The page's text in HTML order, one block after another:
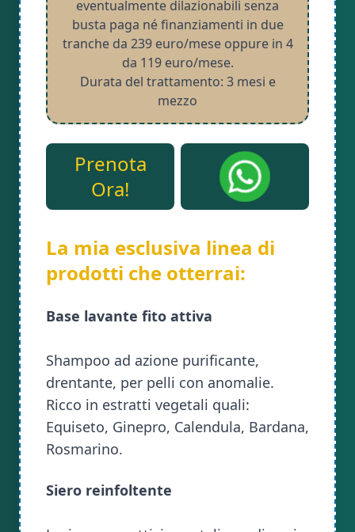
eventualmente dilazionabili senza
busta paga né finanziamenti in due
tranche da 239 euro/mese oppure in 4
da 119 euro/mese.
Durata del trattamento: 3 mesi e
mezzo
Prenota
Ora!
La mia esclusiva linea di
prodotti che otterrai:
Base lavante fito attiva
Shampoo ad azione purificante,
drentante, per pelli con anomalie.
Ricco in estratti vegetali quali:
Equiseto, Ginepro, Calendula, Bardana,
Rosmarino.
Siero reinfoltente